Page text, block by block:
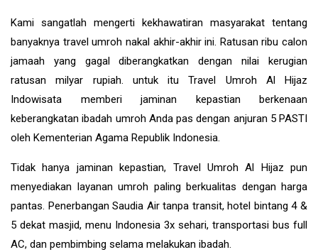
Kami sangatlah mengerti kekhawatiran masyarakat tentang
banyaknya travel umroh nakal akhir-akhir ini. Ratusan ribu calon
jamaah yang gagal diberangkatkan dengan nilai kerugian
ratusan milyar rupiah. untuk itu Travel Umroh Al Hijaz
Indowisata memberi jaminan kepastian berkenaan
keberangkatan ibadah umroh Anda pas dengan anjuran 5 PASTI
oleh Kementerian Agama Republik Indonesia.
Tidak hanya jaminan kepastian, Travel Umroh Al Hijaz pun
menyediakan layanan umroh paling berkualitas dengan harga
pantas. Penerbangan Saudia Air tanpa transit, hotel bintang 4 &
5 dekat masjid, menu Indonesia 3x sehari, transportasi bus full
AC, dan pembimbing selama melakukan ibadah.